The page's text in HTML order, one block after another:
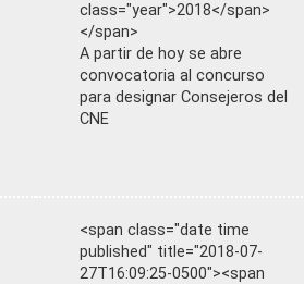
class="year">2018</span>
</span>
A partir de hoy se abre
convocatoria al concurso
para designar Consejeros del
CNE
<span class="date time
published" title="2018-07-
27T16:09:25-0500"><span